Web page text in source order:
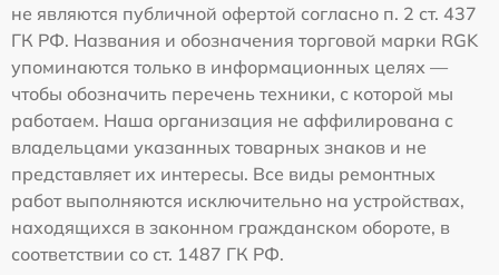
не являются публичной офертой согласно п. 2 ст. 437
ГК РФ. Названия и обозначения торговой марки RGK
упоминаются только в информационных целях —
чтобы обозначить перечень техники, с которой мы
работаем. Наша организация не аффилирована с
владельцами указанных товарных знаков и не
представляет их интересы. Все виды ремонтных
работ выполняются исключительно на устройствах,
находящихся в законном гражданском обороте, в
соответствии со ст. 1487 ГК РФ.